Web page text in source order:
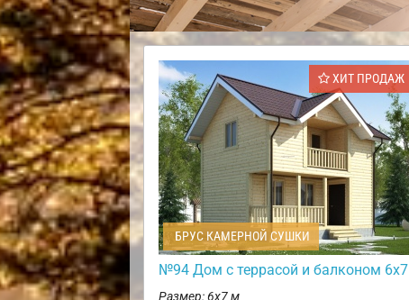
ХИТ ПРОДАЖ
БРУС КАМЕРНОЙ СУШКИ
№94 Дом с террасой и балконом 6х7
Размер: 6х7 м